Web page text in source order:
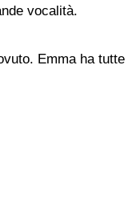
vocalità.
Emma ha tutte